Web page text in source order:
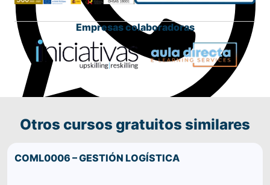
Empresas colaboradoras
Otros cursos gratuitos similares
COML0006 – GESTIÓN LOGÍSTICA